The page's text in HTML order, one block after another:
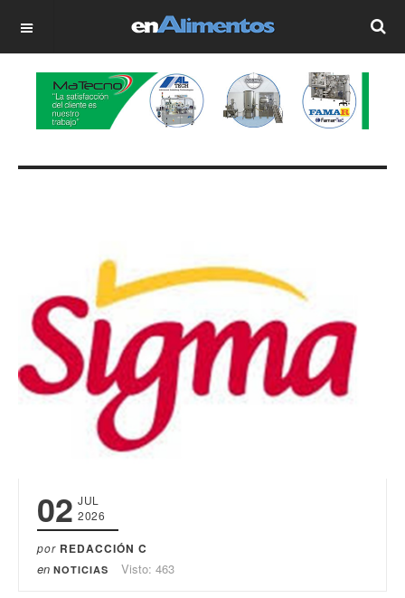
OFF CANVAS
02 JUL
2026
por REDACCIÓN C
en NOTICIAS Visto: 463